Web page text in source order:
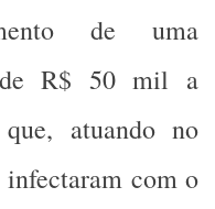
de uma
de R$ 50 mil a
atuando no
infectaram com o